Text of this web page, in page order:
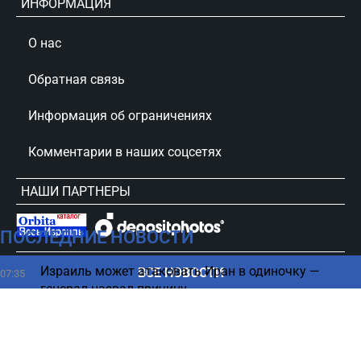
ПОСЛЕДНИЕ НОВОСТИ
07:35
Израиль может атаковать Иран в одиночку —
генерал назвал причину
ВСЕ НОВОСТИ
ИНФОРМАЦИЯ
О нас
Обратная связь
Информация об ограничениях
Комментарии в наших соцсетях
НАШИ ПАРТНЕРЫ
сursorinfo.co.il © Все права защищены